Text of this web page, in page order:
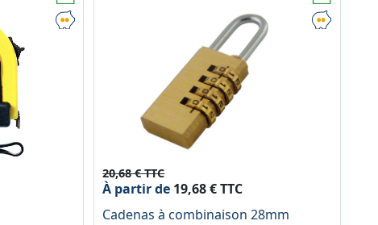
20,68 € TTC
À partir de 19,68 € TTC
Cadenas à combinaison 28mm